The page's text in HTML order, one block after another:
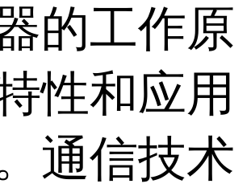
的工作原
性和应用
通信技术